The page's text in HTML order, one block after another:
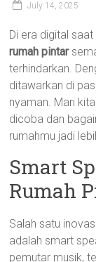
July 14, 2025
Di era digital
rumah pintar
terhindarkan.
ditawarkan di
nyaman. Mari
dicoba dan
rumahmu jadi
Smart
Rumah
Salah satu
adalah smart
pemutar musik,